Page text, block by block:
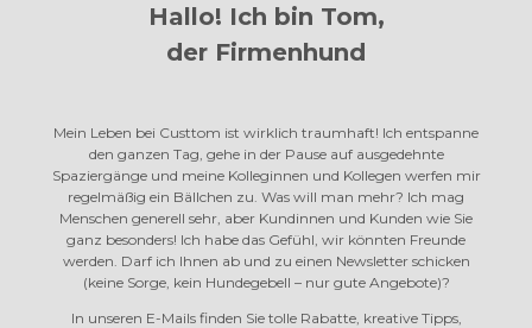
Hallo! Ich bin Tom,
der Firmenhund
Mein Leben bei Custtom ist wirklich traumhaft! Ich entspanne
den ganzen Tag, gehe in der Pause auf ausgedehnte
Spaziergänge und meine Kolleginnen und Kollegen werfen mir
regelmäßig ein Bällchen zu. Was will man mehr? Ich mag
Menschen generell sehr, aber Kundinnen und Kunden wie Sie
ganz besonders! Ich habe das Gefühl, wir könnten Freunde
werden. Darf ich Ihnen ab und zu einen Newsletter schicken
(keine Sorge, kein Hundegebell – nur gute Angebote)?
In unseren E-Mails finden Sie tolle Rabatte, kreative Tipps,